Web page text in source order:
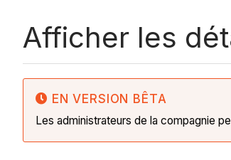
Afficher les
EN VERSION BÊTA
Les administrateurs de la compagnie